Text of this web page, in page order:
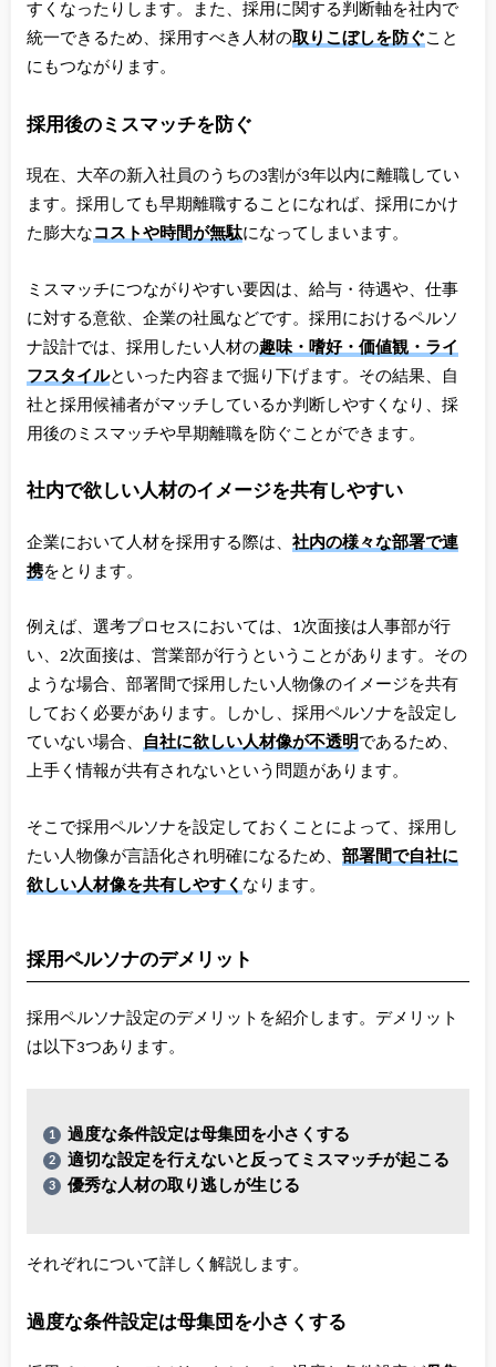
すくなったりします。また、採用に関する判断軸を社内で
統一できるため、採用すべき人材の取りこぼしを防ぐこと
にもつながります。
採用後のミスマッチを防ぐ
現在、大卒の新入社員のうちの3割が3年以内に離職してい
ます。採用しても早期離職することになれば、採用にかけ
た膨大なコストや時間が無駄になってしまいます。
ミスマッチにつながりやすい要因は、給与・待遇や、仕事
に対する意欲、企業の社風などです。採用におけるペルソ
ナ設計では、採用したい人材の趣味・嗜好・価値観・ライ
フスタイルといった内容まで掘り下げます。その結果、自
社と採用候補者がマッチしているか判断しやすくなり、採
用後のミスマッチや早期離職を防ぐことができます。
社内で欲しい人材のイメージを共有しやすい
企業において人材を採用する際は、 社内の様々な部署で連
携をとります。
例えば、選考プロセスにおいては、1次面接は人事部が行
い、2次面接は、営業部が行うということがあります。その
ような場合、部署間で採用したい人物像のイメージを共有
しておく必要があります。しかし、採用ペルソナを設定し
ていない場合、 自社に欲しい人材像が不透明であるため、
上手く情報が共有されないという問題があります。
そこで採用ペルソナを設定しておくことによって、採用し
たい人物像が言語化され明確になるため、 部署間で自社に
欲しい人材像を共有しやすく なります。
採用ペルソナのデメリット
採用ペルソナ設定のデメリットを紹介します。デメリット
は以下3つあります。
過度な条件設定は母集団を小さくする
適切な設定を行えないと反ってミスマッチが起こる
優秀な人材の取り逃しが生じる
それぞれについて詳しく解説します。
過度な条件設定は母集団を小さくする